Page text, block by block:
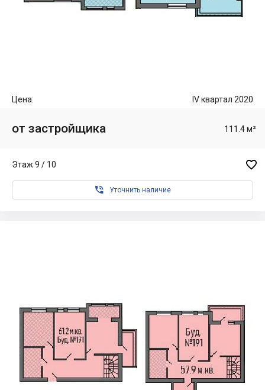
Цена: IV квартал 2020
от застройщика 111.4 м²
Этаж 9 / 10 
 Уточнить наличие